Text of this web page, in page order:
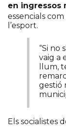
en ingressos
essencials
l’esport.
“Si no
vaig a
llum,
gestió
Els socialistes